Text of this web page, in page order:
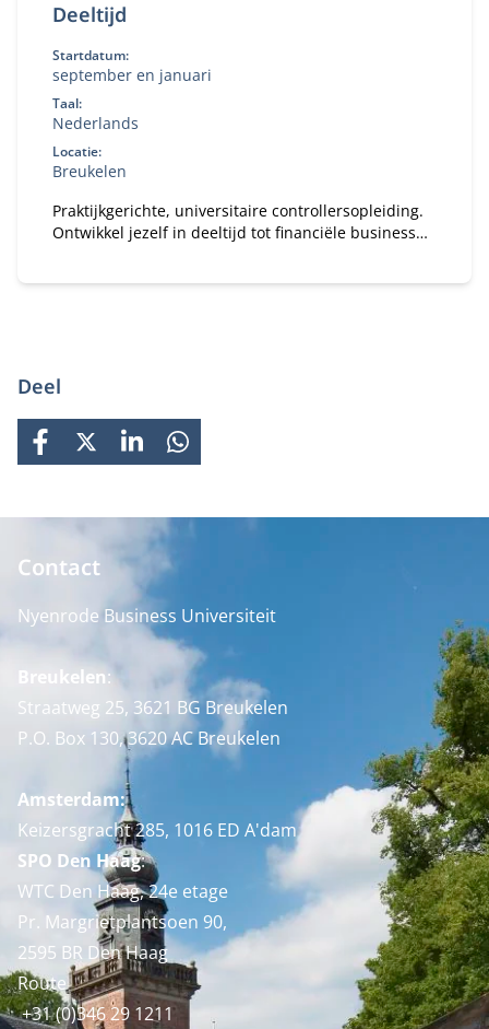
Deeltijd
Startdatum:
september en januari
Taal:
Nederlands
Locatie:
Breukelen
Praktijkgerichte, universitaire controllersopleiding.
Ontwikkel jezelf in deeltijd tot financiële business
Deel
FACEBOOK
X LINKEDINWHATSAPP
Contact
Nyenrode Business Universiteit
Breukelen:
Straatweg 25, 3621 BG Breukelen
P.O. Box 130, 3620 AC Breukelen
Amsterdam:
Keizersgracht 285, 1016 ED A'dam
SPO Den Haag:
WTC Den Haag, 24e etage
Pr. Margrietplantsoen 90,
2595 BR Den Haag
Route
+31 (0)346 29 1211